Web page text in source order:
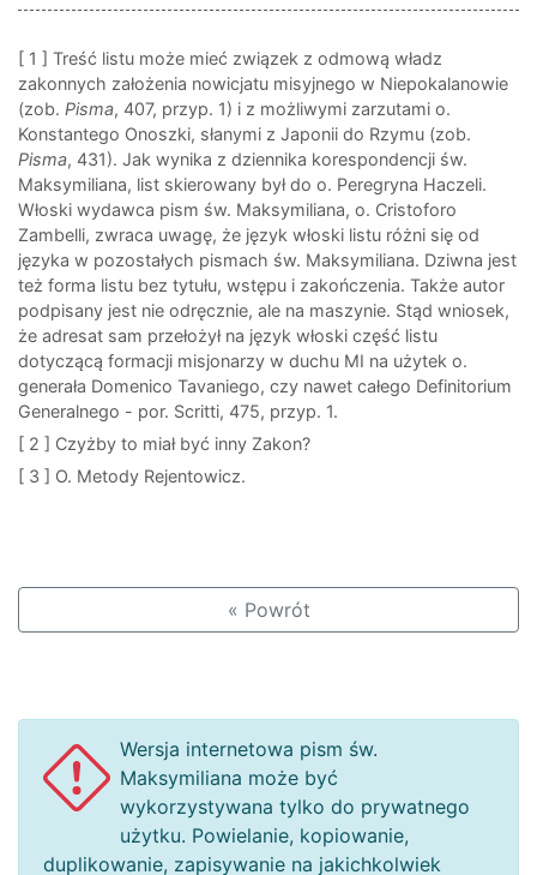
[ 1 ] Treść listu może mieć związek z odmową władz
zakonnych założenia nowicjatu misyjnego w Niepokalanowie
(zob. Pisma, 407, przyp. 1) i z możliwymi zarzutami o.
Konstantego Onoszki, słanymi z Japonii do Rzymu (zob.
Pisma, 431). Jak wynika z dziennika korespondencji św.
Maksymiliana, list skierowany był do o. Peregryna Haczeli.
Włoski wydawca pism św. Maksymiliana, o. Cristoforo
Zambelli, zwraca uwagę, że język włoski listu różni się od
języka w pozostałych pismach św. Maksymiliana. Dziwna jest
też forma listu bez tytułu, wstępu i zakończenia. Także autor
podpisany jest nie odręcznie, ale na maszynie. Stąd wniosek,
że adresat sam przełożył na język włoski część listu
dotyczącą formacji misjonarzy w duchu MI na użytek o.
generała Domenico Tavaniego, czy nawet całego Definitorium
Generalnego - por. Scritti, 475, przyp. 1.
[ 2 ] Czyżby to miał być inny Zakon?
[ 3 ] O. Metody Rejentowicz.
« Powrót
Wersja internetowa pism św.
Maksymiliana może być
wykorzystywana tylko do prywatnego
użytku. Powielanie, kopiowanie,
duplikowanie, zapisywanie na jakichkolwiek